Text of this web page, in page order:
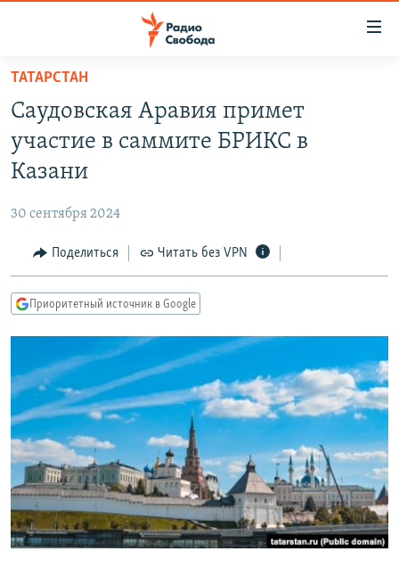
упрощенного
доступа
основному
Вернутся
Вернутся
ПОДКАСТЫ
АВТОРСКИЕ ПРОЕКТЫ
МНЕНИЯ
КУЛЬТУРА
КАВКАЗ.РЕАЛИИ
СЕВЕР.РЕАЛИИ
СИБИРЬ.РЕАЛИИ
РАСПИСАНИЕ ВЕЩАНИЯ
ПОДПИШИТЕСЬ НА РАССЫЛКУ
СОЦИАЛЬНЫЕ СЕТИ
ТАТАРСТАН
Саудовская Аравия примет
участие в саммите БРИКС в
Казани
30 сентября 2024
Поделиться Читать без VPN
Приоритетный источник в Google